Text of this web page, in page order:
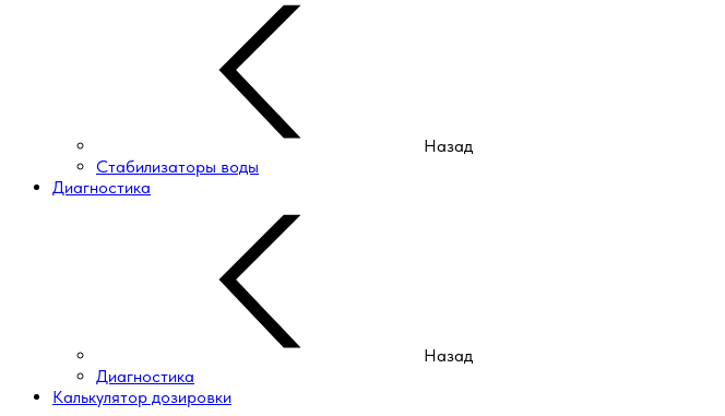
Назад
Стабилизаторы воды
Диагностика
Назад
Диагностика
Калькулятор дозировки